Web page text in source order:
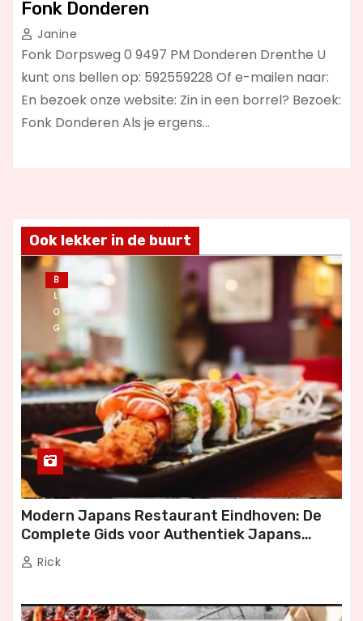
Fonk Donderen
Janine
Fonk Dorpsweg 0 9497 PM Donderen Drenthe U
kunt ons bellen op: 592559228 Of e-mailen naar:
En bezoek onze website: Zin in een borrel? Bezoek:
Fonk Donderen Als je ergens…
Ook lekker in de buurt
B
L
O
G
Modern Japans Restaurant Eindhoven: De
Complete Gids voor Authentiek Japans
Dineren
Rick